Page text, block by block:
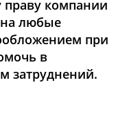
компании
на любые
при
в
затруднений.